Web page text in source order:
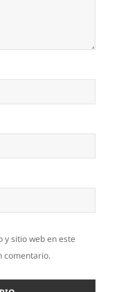
sitio web en este
comentario.